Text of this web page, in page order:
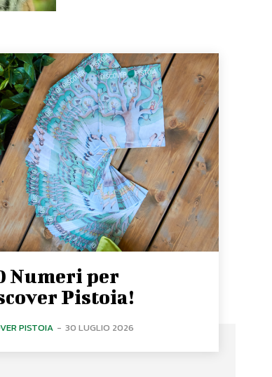
Numeri per
Pistoia!
PISTOIA - 30 LUGLIO 2026